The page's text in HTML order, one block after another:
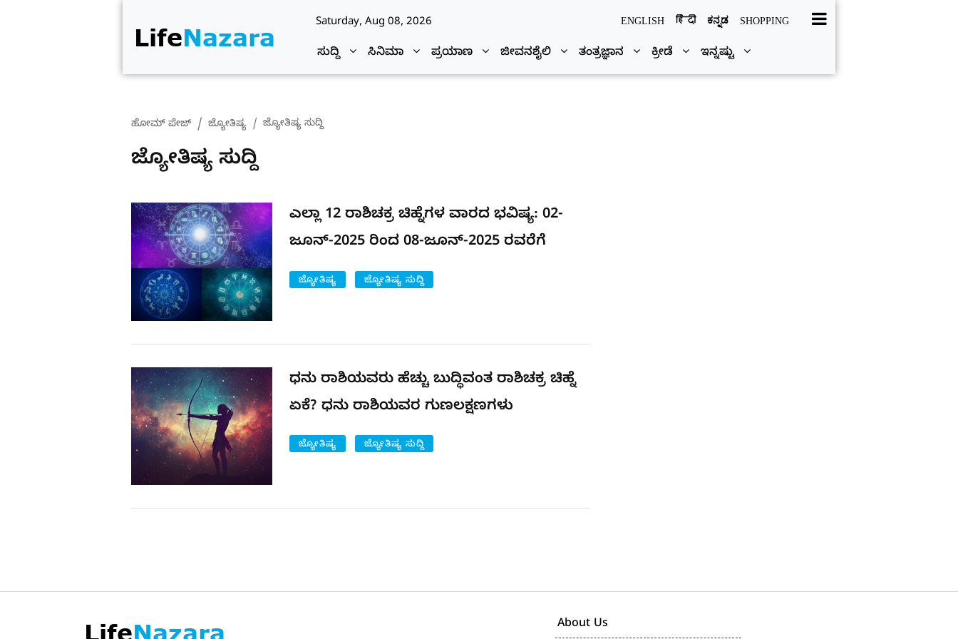
Saturday, Aug 08, 2026 ENGLISH हिंदी ಕನ್ನಡ SHOPPING
ಸುದ್ದಿ ಸಿನಿಮಾ ಪ್ರಯಾಣ ಜೀವನಶೈಲಿ ತಂತ್ರಜ್ಞಾನ ಕ್ರೀಡೆ ಇನ್ನಷ್ಟು
ಹೋಮ್ ಪೇಜ್ ಜ್ಯೋತಿಷ್ಯ ಜ್ಯೋತಿಷ್ಯ ಸುದ್ದಿ
ಜ್ಯೋತಿಷ್ಯ ಸುದ್ದಿ
ಎಲ್ಲಾ 12 ರಾಶಿಚಕ್ರ ಚಿಹ್ನೆಗಳ ವಾರದ ಭವಿಷ್ಯ: 02-
ಜೂನ್-2025 ರಿಂದ 08-ಜೂನ್-2025 ರವರೆಗೆ
ಜ್ಯೋತಿಷ್ಯ ಜ್ಯೋತಿಷ್ಯ ಸುದ್ದಿ
ಧನು ರಾಶಿಯವರು ಹೆಚ್ಚು ಬುದ್ಧಿವಂತ ರಾಶಿಚಕ್ರ ಚಿಹ್ನೆ
ಏಕೆ? ಧನು ರಾಶಿಯವರ ಗುಣಲಕ್ಷಣಗಳು
ಜ್ಯೋತಿಷ್ಯ ಜ್ಯೋತಿಷ್ಯ ಸುದ್ದಿ
About Us